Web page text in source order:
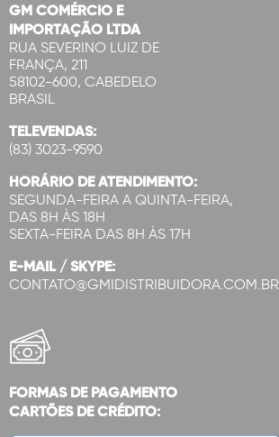
GM COMÉRCIO E
IMPORTAÇÃO LTDA
RUA SEVERINO LUIZ DE
FRANÇA, 211
58102-600, CABEDELO
BRASIL
TELEVENDAS:
(83) 3023-9590
HORÁRIO DE ATENDIMENTO:
SEGUNDA-FEIRA A QUINTA-FEIRA,
DAS 8H ÀS 18H
SEXTA-FEIRA DAS 8H ÀS 17H
E-MAIL / SKYPE:
CONTATO@GMIDISTRIBUIDORA.COM.BR
FORMAS DE PAGAMENTO
CARTÕES DE CRÉDITO: